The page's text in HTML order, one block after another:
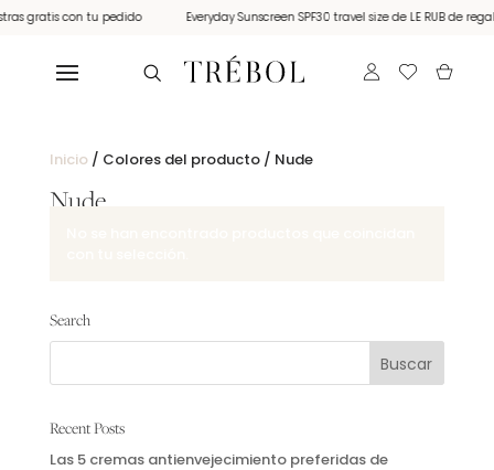
gratis con tu pedido Everyday Sunscreen SPF30 travel size de LE RUB de
Inicio/ Colores del producto / Nude
Nude
Search
Recent Posts
Las 5 cremas antienvejecimiento preferidas de